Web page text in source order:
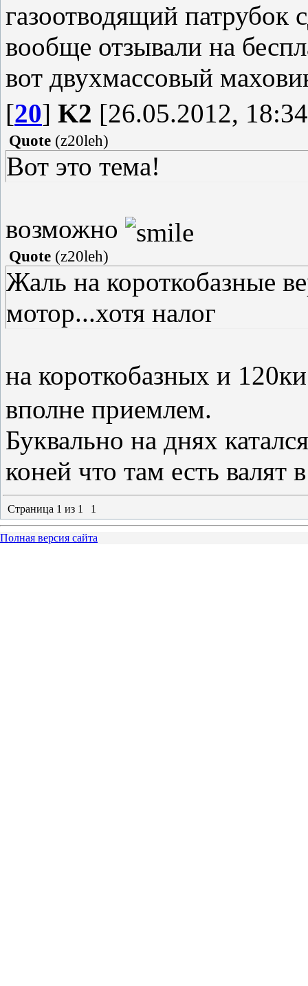
газоотводящий патрубок
вообще отзывали на
вот двухмассовый
[20] K2 [26.05.2012,
Quote (z20leh)
Вот это тема!
возможно
Quote (z20leh)
Жаль на короткобазные
мотор...хотя налог
на короткобазных и
вполне приемлем.
Буквально на днях
коней что там есть валят
Страница 1 из 1 1
Полная версия сайта